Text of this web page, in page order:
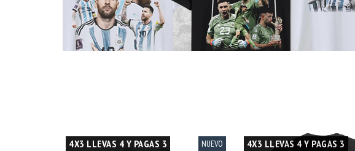
4X3 LLEVAS 4 Y PAGAS 3 NUEVO 4X3 LLEVAS 4 Y PAGAS 3